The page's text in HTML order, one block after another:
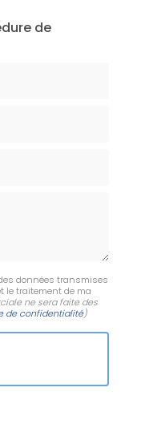
de
données transmises
le traitement de ma
ne sera faite des
de confidentialité)